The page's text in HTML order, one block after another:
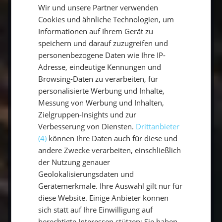
Alltags zu lösen, die Schönheit der Natur zu
erleben und sich selbst ein Stückchen besser
kennenzulernen. Ob mit Familie, Freunden
oder alleine – ein Segelabenteuer in dieser
malerischen Region wird garantiert zu einem
unvergesslichen Erlebnis. Packe deinen Koffer,
setze die Segel und lasse den Wind dich zu den
versteckten Juwelen der Cote d'Azur führen.
Kontaktiereuns jetzt und plane deinen
nächsten
Segeltörn.
Kontakt
Buchen
Wir und unsere Partner verwenden
Cookies und ähnliche Technologien, um
Informationen auf Ihrem Gerät zu
speichern und darauf zuzugreifen und
personenbezogene Daten wie Ihre IP-
Adresse, eindeutige Kennungen und
Browsing-Daten zu verarbeiten, für
personalisierte Werbung und Inhalte,
Messung von Werbung und Inhalten,
Zielgruppen-Insights und zur
Verbesserung von Diensten. Drittanbieter
(4) können Ihre Daten auch für diese und
andere Zwecke verarbeiten, einschließlich
der Nutzung genauer
Geolokalisierungsdaten und
Gerätemerkmale. Ihre Auswahl gilt nur für
diese Website. Einige Anbieter können
sich statt auf Ihre Einwilligung auf